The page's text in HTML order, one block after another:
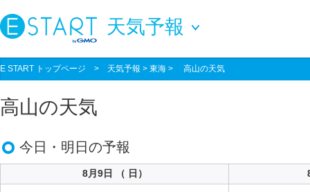
天気予報
E START トップページ > 天気予報 > 東海 > 高山の天気
高山の天気
今日・明日の予報
8月9日 （ 日）